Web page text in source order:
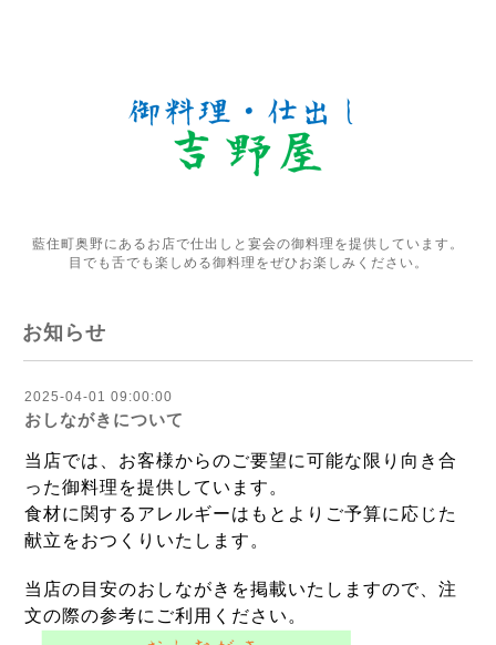
藍住町奥野にあるお店で仕出しと宴会の御料理を提供しています。
目でも舌でも楽しめる御料理をぜひお楽しみください。
お知らせ
2025-04-01 09:00:00
おしながきについて
当店では、お客様からのご要望に可能な限り向き合
った御料理を提供しています。
食材に関するアレルギーはもとよりご予算に応じた
献立をおつくりいたします。
当店の目安のおしながきを掲載いたしますので、注
文の際の参考にご利用ください。